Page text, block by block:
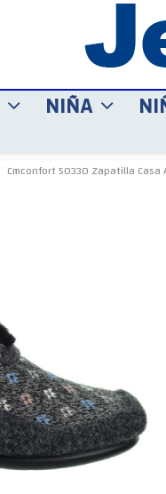
NIÑA
Cmconfort 50330 Zapatilla